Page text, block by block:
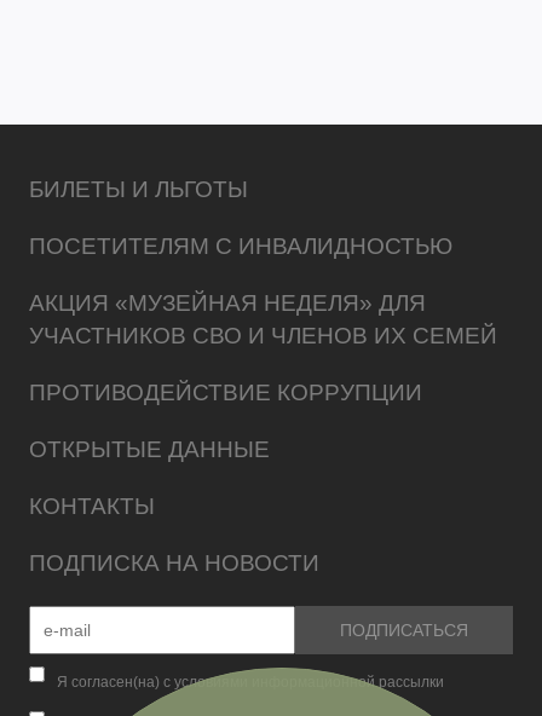
БИЛЕТЫ И ЛЬГОТЫ
ПОСЕТИТЕЛЯМ С ИНВАЛИДНОСТЬЮ
АКЦИЯ «МУЗЕЙНАЯ НЕДЕЛЯ» ДЛЯ
УЧАСТНИКОВ СВО И ЧЛЕНОВ ИХ СЕМЕЙ
ПРОТИВОДЕЙСТВИЕ КОРРУПЦИИ
ОТКРЫТЫЕ ДАННЫЕ
КОНТАКТЫ
ПОДПИСКА НА НОВОСТИ
Я согласен(на) с условиями информационной рассылки